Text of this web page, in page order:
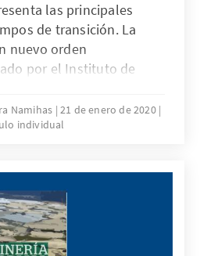
las principales
de transición. La
nuevo orden
por el Instituto de
del Perú y la Fundación
en el Perú.
Namihas 21 de enero de 2020
individual